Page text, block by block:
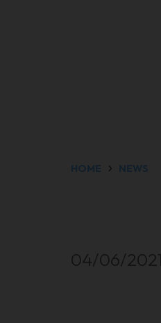
HOME NEWS
04/06/2021